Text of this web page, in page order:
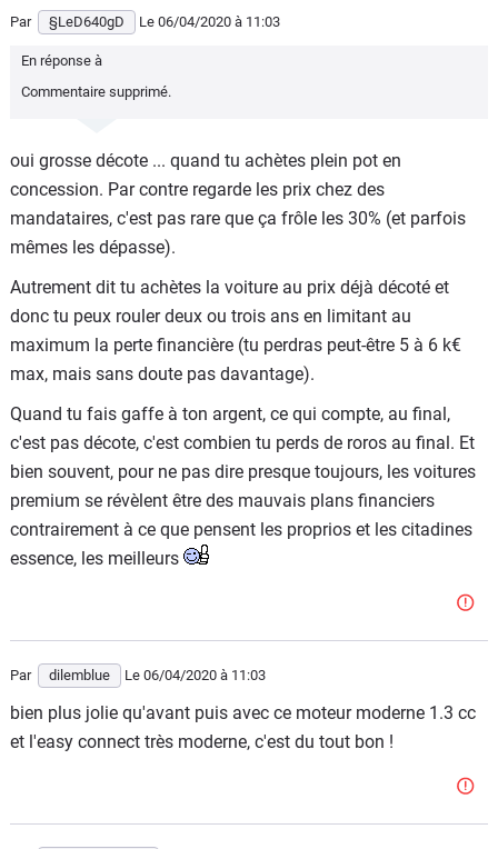
Par §LeD640gD Le 06/04/2020 à 11:03
En réponse à
Commentaire supprimé.
oui grosse décote ... quand tu achètes plein pot en
concession. Par contre regarde les prix chez des
mandataires, c'est pas rare que ça frôle les 30% (et parfois
mêmes les dépasse).
Autrement dit tu achètes la voiture au prix déjà décoté et
donc tu peux rouler deux ou trois ans en limitant au
maximum la perte financière (tu perdras peut-être 5 à 6 k€
max, mais sans doute pas davantage).
Quand tu fais gaffe à ton argent, ce qui compte, au final,
c'est pas décote, c'est combien tu perds de roros au final. Et
bien souvent, pour ne pas dire presque toujours, les voitures
premium se révèlent être des mauvais plans financiers
contrairement à ce que pensent les proprios et les citadines
essence, les meilleurs
Par dilemblue Le 06/04/2020 à 11:03
bien plus jolie qu'avant puis avec ce moteur moderne 1.3 cc
et l'easy connect très moderne, c'est du tout bon !